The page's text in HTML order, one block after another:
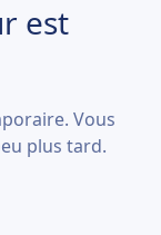
est
Vous
plus tard.